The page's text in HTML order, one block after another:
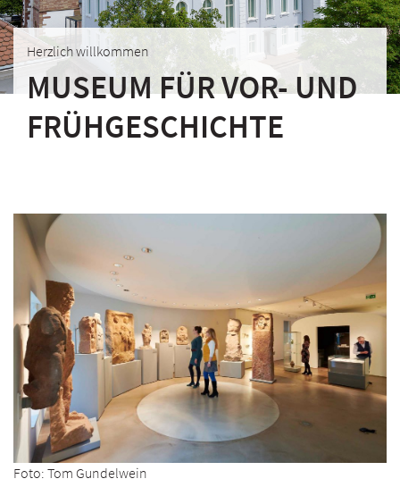
Herzlich willkommen
MUSEUM FÜR VOR- UND
FRÜHGESCHICHTE
Foto: Tom Gundelwein